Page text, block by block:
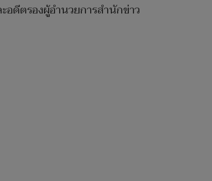
ดีตรองผู้อำนวยการสำนักข่าว